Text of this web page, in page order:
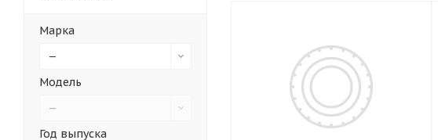
Марка
—
Модель
—
Год выпуска